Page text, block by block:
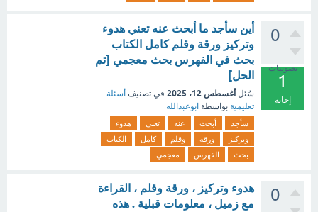
0
تصويتات
1
إجابة
أين سأجد ما أبحث عنه تعني هدوء
وتركيز ورقة وقلم كامل الكتاب
بحث في الفهرس بحث معجمي [تم
الحل]
سُئل أغسطس 12، 2025 في تصنيف أسئلة
تعليمية بواسطة ابوعبدالله
سأجد أبحث عنه تعني
هدوء
وتركيز
ورقة وقلم كامل
الكتاب
بحث
الفهرس معجمي
0
هدوء وتركيز ، ورقة وقلم ، القراءة
مع زميل ، معلومات قبلية . هذه